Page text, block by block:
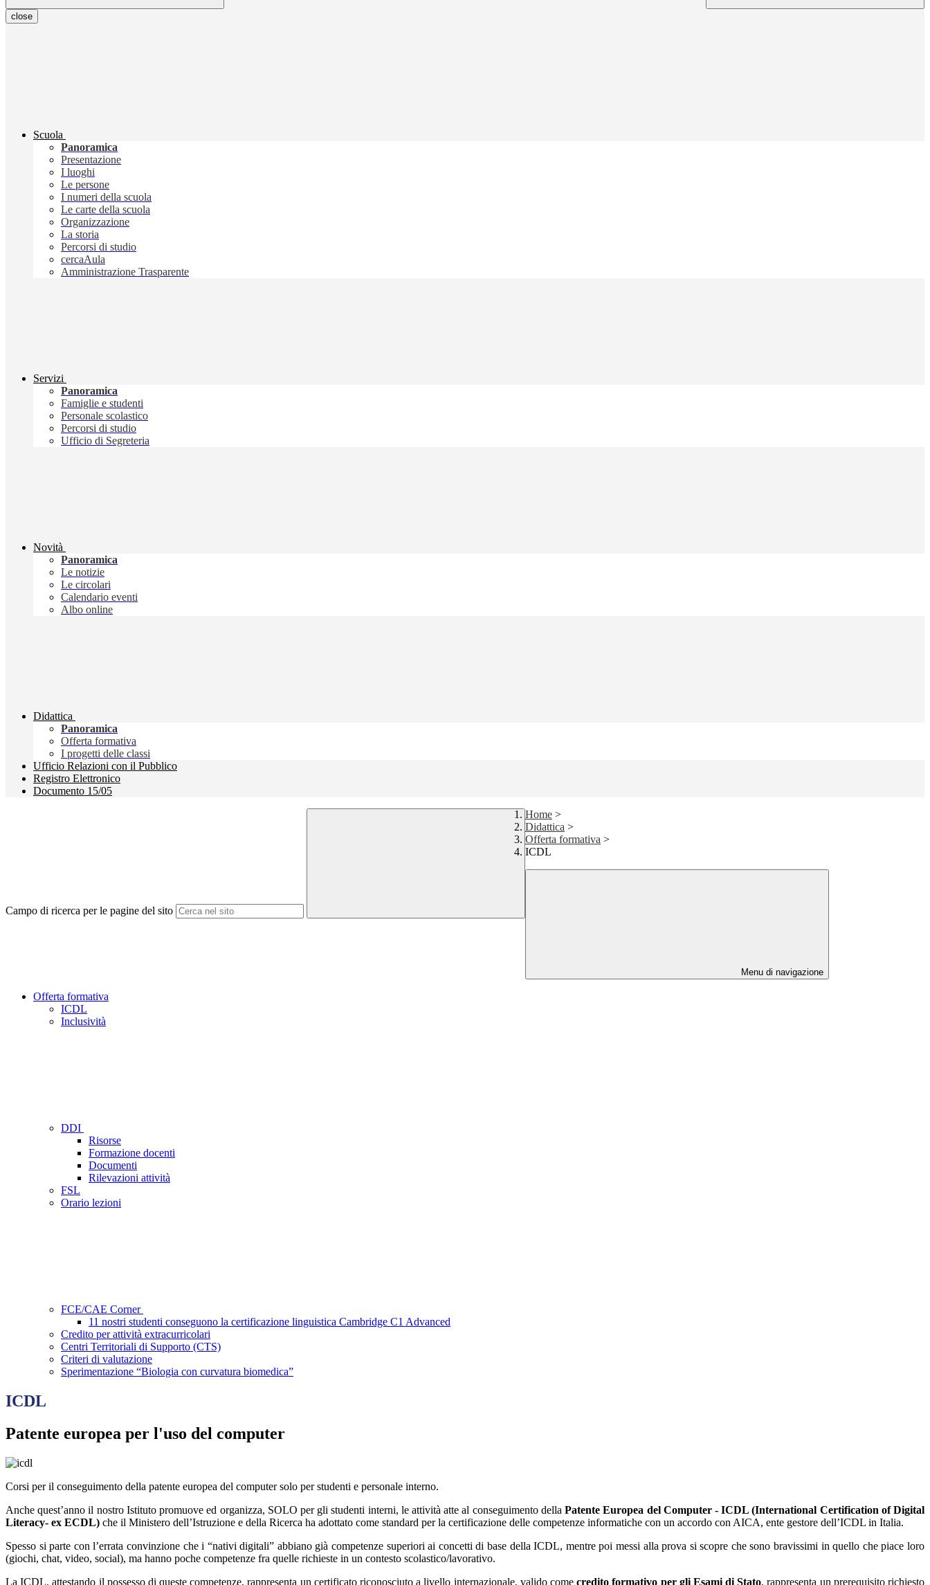
close
Scuola
Panoramica
Presentazione
I luoghi
Le persone
I numeri della scuola
Le carte della scuola
Organizzazione
La storia
Percorsi di studio
cercaAula
Amministrazione Trasparente
Servizi
Panoramica
Famiglie e studenti
Personale scolastico
Percorsi di studio
Ufficio di Segreteria
Novità
Panoramica
Le notizie
Le circolari
Calendario eventi
Albo online
Didattica
Panoramica
Offerta formativa
I progetti delle classi
Ufficio Relazioni con il Pubblico
Registro Elettronico
Documento 15/05
Campo di ricerca per le pagine del sito
Home >
Didattica >
Offerta formativa >
ICDL
Menu di navigazione
Offerta formativa
ICDL
Inclusività
DDI
Risorse
Formazione docenti
Documenti
Rilevazioni attività
FSL
Orario lezioni
FCE/CAE Corner
11 nostri studenti conseguono la certificazione linguistica Cambridge C1 Advanced
Credito per attività extracurricolari
Centri Territoriali di Supporto (CTS)
Criteri di valutazione
Sperimentazione “Biologia con curvatura biomedica”
ICDL
Patente europea per l'uso del computer
Corsi per il conseguimento della patente europea del computer solo per studenti e personale interno.
Anche quest’anno il nostro Istituto promuove ed organizza, SOLO per gli studenti interni, le attività atte al conseguimento della Patente Europea del Computer - ICDL (International Certification of Digital
Literacy- ex ECDL) che il Ministero dell’Istruzione e della Ricerca ha adottato come standard per la certificazione delle competenze informatiche con un accordo con AICA, ente gestore dell’ICDL in Italia.
Spesso si parte con l’errata convinzione che i “nativi digitali” abbiano già competenze superiori ai concetti di base della ICDL, mentre poi messi alla prova si scopre che sono bravissimi in quello che piace loro
(giochi, chat, video, social), ma hanno poche competenze fra quelle richieste in un contesto scolastico/lavorativo.
La ICDL, attestando il possesso di queste competenze, rappresenta un certificato riconosciuto a livello internazionale, valido come credito formativo per gli Esami di Stato, rappresenta un prerequisito richiesto